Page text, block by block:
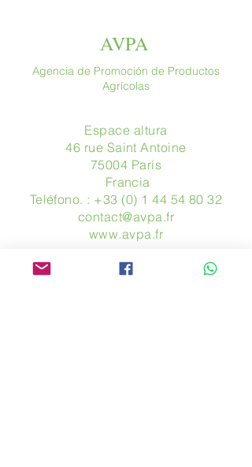
AVPA
Agencia de Promoción de Productos
Agrícolas
Espace altura
46 rue Saint Antoine
75004 París
​ Francia
Teléfono. : +33 (0) 1 44 54 80 32
contact@avpa.fr
www.avpa.fr